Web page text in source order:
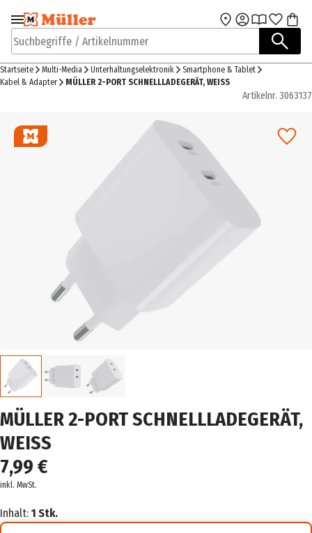
Zur Navigation
springen
Zum Hauptinhalt
Suchbegriffe / Artikelnummer
Startseite Multi-Media Unterhaltungselektronik
Smartphone & Tablet
Kabel & Adapter
MÜLLER 2-PORT SCHNELLLADEGERÄT, WEISS
Artikelnr. 3063137
MÜLLER 2-PORT SCHNELLLADEGERÄT,
WEISS
7,99 €
inkl. MwSt.
Inhalt: 1 Stk.